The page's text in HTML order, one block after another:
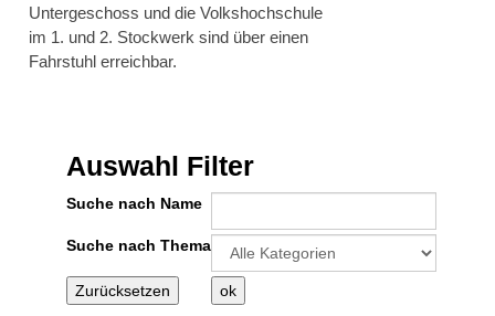
Untergeschoss und die Volkshochschule
im 1. und 2. Stockwerk sind über einen
Fahrstuhl erreichbar.
Auswahl Filter
Suche nach Name
Suche nach ThemaEine Kategorie auswählen um die